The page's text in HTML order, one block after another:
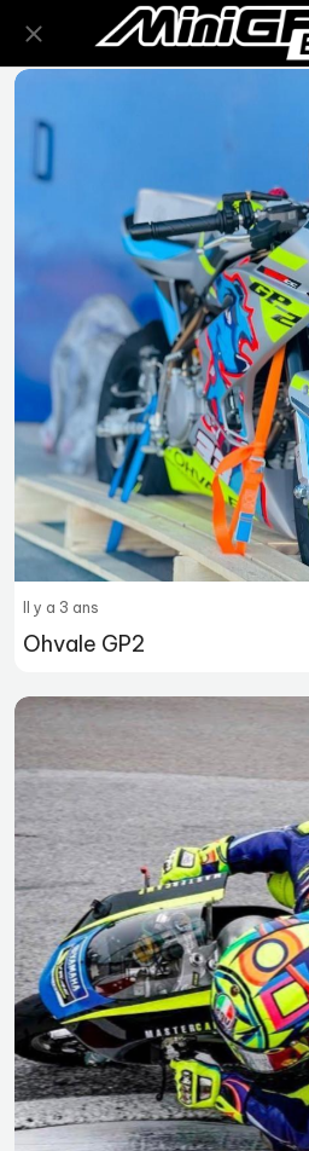
Il y a 3 ans
Ohvale GP2